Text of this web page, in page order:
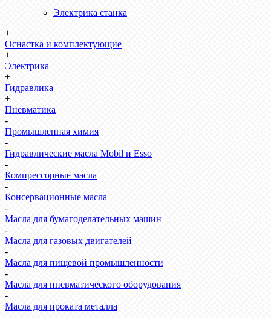
Электрика станка
+
Оснастка и комплектующие
+
Электрика
+
Гидравлика
+
Пневматика
-
Промышленная химия
-
Гидравлические масла Mobil и Esso
-
Компрессорные масла
-
Консервационные масла
-
Масла для бумагоделательных машин
-
Масла для газовых двигателей
-
Масла для пищевой промышленности
-
Масла для пневматического оборудования
-
Масла для проката металла